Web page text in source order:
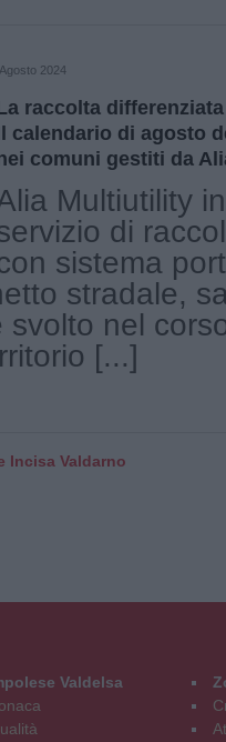
2024
raccolta
calendario di agosto
comuni gestiti da
Multiutility
di
sistema
stradale,
svolto nel
[...]
Incisa Valdarno
Valdelsa